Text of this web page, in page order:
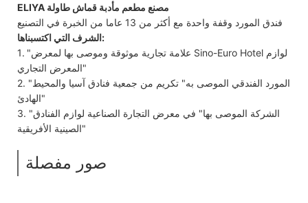
ELIYA مصنع مطعم مأدبة قماش طاولة
فندق المورد وقفة واحدة مع أكثر من 13 عاما من الخبرة في التصنيع
الشرف التي اكتسبناها:
1. "علامة تجارية موثوقة وموصى بها لمعرض Sino-Euro Hotel لوازم
المعرض التجاري"
2. "المورد الفندقي الموصى به" تكريم من جمعية فنادق آسيا والمحيط
الهادئ"
3. "الشركة الموصى بها" في معرض التجارة الصناعية لوازم الفنادق
الصينية الأفريقية"
صور مفصلة